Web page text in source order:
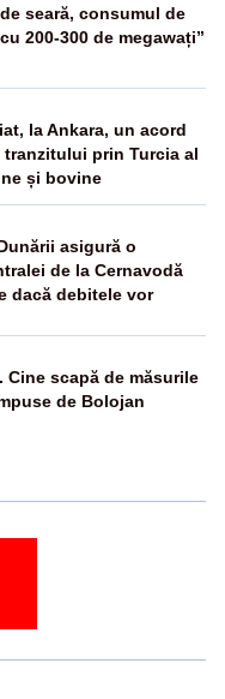
seară, consumul de
200-300 de megawați”
la Ankara, un acord
prin Turcia al
și bovine
asigură o
de la Cernavodă
dacă debitele vor
Cine scapă de măsurile
de Bolojan